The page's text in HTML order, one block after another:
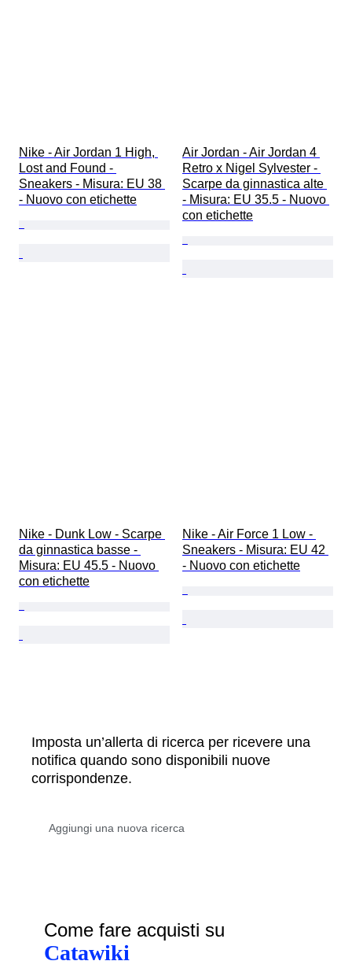
Nike - Air Jordan 1 High,
Lost and Found -
Sneakers - Misura: EU 38
- Nuovo con etichette
Air Jordan - Air Jordan 4
Retro x Nigel Sylvester -
Scarpe da ginnastica alte
- Misura: EU 35.5 - Nuovo
con etichette
Nike - Dunk Low - Scarpe
da ginnastica basse -
Misura: EU 45.5 - Nuovo
con etichette
Nike - Air Force 1 Low -
Sneakers - Misura: EU 42
- Nuovo con etichette
Imposta un’allerta di ricerca per ricevere una
notifica quando sono disponibili nuove
corrispondenze.
Come fare acquisti su
Catawiki